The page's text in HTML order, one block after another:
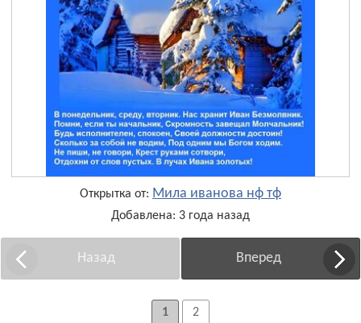
Открытка от: Мила иванова нф тф
Добавлена: 3 года назад
Назад Вперед
1 2